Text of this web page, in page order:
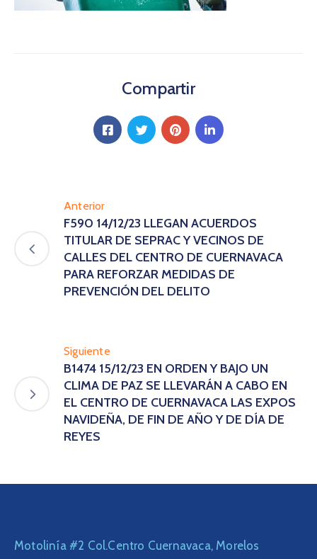
Compartir
Anterior
F590 14/12/23 LLEGAN ACUERDOS
TITULAR DE SEPRAC Y VECINOS DE
CALLES DEL CENTRO DE CUERNAVACA
PARA REFORZAR MEDIDAS DE
PREVENCIÓN DEL DELITO
Siguiente
B1474 15/12/23 EN ORDEN Y BAJO UN
CLIMA DE PAZ SE LLEVARÁN A CABO EN
EL CENTRO DE CUERNAVACA LAS EXPOS
NAVIDEÑA, DE FIN DE AÑO Y DE DÍA DE
REYES
Motolinía #2 Col.Centro Cuernavaca, Morelos